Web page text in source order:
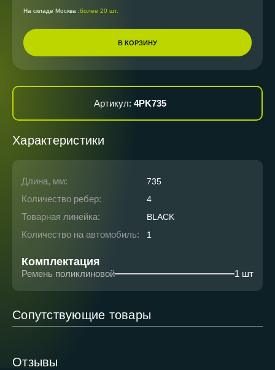
На складе Москва :более 20 шт.
В КОРЗИНУ
Артикул: 4PK735
Характеристики
Длина, мм: 735
Количество ребер: 4
Товарная линейка: BLACK
Количество на автомобиль: 1
Комплектация
Ремень поликлиновой 1 шт
Сопутствующие товары
Отзывы